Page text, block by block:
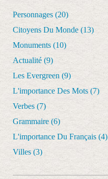
Personnages (20)
Citoyens Du Monde (13)
Monuments (10)
Actualité (9)
Les Evergreen (9)
L'importance Des Mots (7)
Verbes (7)
Grammaire (6)
L'importance Du Français (4)
Villes (3)